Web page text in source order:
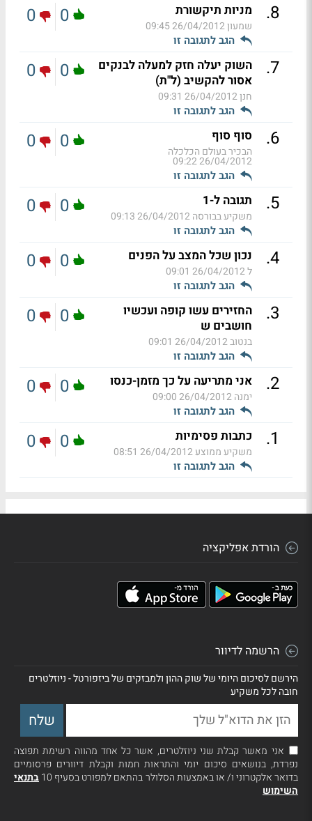
8
. מניות תיקשורת
שמעון26/04/2012 09:45
הגב לתגובה זו
0
0
7
.
השוק יעלה חזק למעלה לבנקים
אסור להקשיב (ל"ת)
חנן26/04/2012 09:31
הגב לתגובה זו
0
0
6
. סוף סוף
הבכיר בעולם הכלכלה
26/04/2012 09:22
הגב לתגובה זו
0
0
5
. תגובה ל-1
משקיע בבורסה26/04/2012 09:13
הגב לתגובה זו
0
0
4
. נכון שכל המצב על הפנים
ל26/04/2012 09:01
הגב לתגובה זו
0
0
3
.
החזירים עשו קופה ועכשיו
חושבים ש
בנטוב26/04/2012 09:01
הגב לתגובה זו
0
0
2
. אני מתריעה על כך מזמן-כנסו
ימנה26/04/2012 09:00
הגב לתגובה זו
0
0
1
. כתבות פסימיות
משקיע ממוצע26/04/2012 08:51
הגב לתגובה זו
0
0
הורדת אפליקציה
הרשמה לדיוור
הירשם לסיכום היומי של שוק ההון ולמבזקים של ביזפורטל - ניוזלטרים
חובה לכל משקיע
אני מאשר קבלת שני ניוזלטרים, אשר כל אחד מהווה רשימת תפוצה
נפרדת, בנושאים סיכום יומי והתראות חמות וקבלת דיוורים פרסומיים
בדואר אלקטרוני ו/ או באמצעות הסלולר בהתאם למפורט בסעיף 10
בתנאי
השימוש